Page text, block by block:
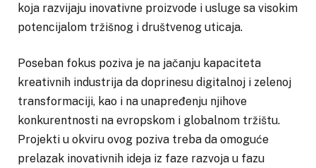
koja razvijaju inovativne proizvode i usluge sa visokim
potencijalom tržišnog i društvenog uticaja.
Poseban fokus poziva je na jačanju kapaciteta
kreativnih industrija da doprinesu digitalnoj i zelenoj
transformaciji, kao i na unapređenju njihove
konkurentnosti na evropskom i globalnom tržištu.
Projekti u okviru ovog poziva treba da omoguće
prelazak inovativnih ideja iz faze razvoja u fazu